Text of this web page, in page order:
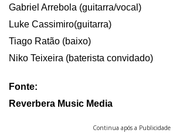
Gabriel Arrebola (guitarra/vocal)
Luke Cassimiro(guitarra)
Tiago Ratão (baixo)
Niko Teixeira (baterista convidado)
Fonte:
Reverbera Music Media
Continua após a Publicidade